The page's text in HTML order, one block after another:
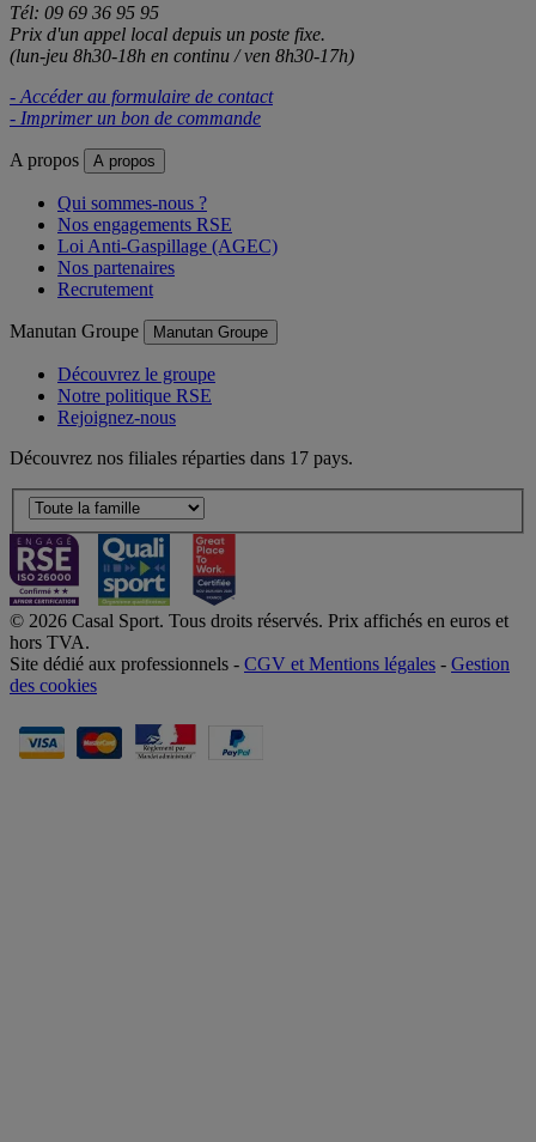
Tél: 09 69 36 95 95
Prix d'un appel local depuis un poste fixe.
(lun-jeu 8h30-18h en continu / ven 8h30-17h)
- Accéder au formulaire de contact
- Imprimer un bon de commande
A propos A propos
Qui sommes-nous ?
Nos engagements RSE
Loi Anti-Gaspillage (AGEC)
Nos partenaires
Recrutement
Manutan Groupe Manutan Groupe
Découvrez le groupe
Notre politique RSE
Rejoignez-nous
Découvrez nos filiales réparties dans 17 pays.
© 2026 Casal Sport. Tous droits réservés. Prix affichés en euros et
hors TVA.
Site dédié aux professionnels - CGV et Mentions légales - Gestion
des cookies